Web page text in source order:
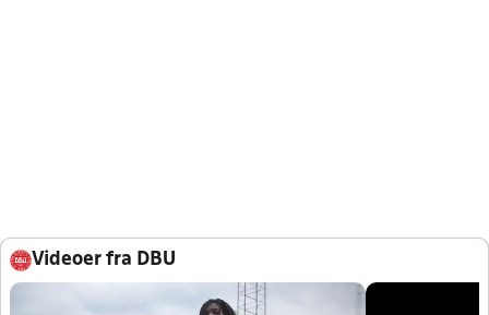
Videoer fra DBU